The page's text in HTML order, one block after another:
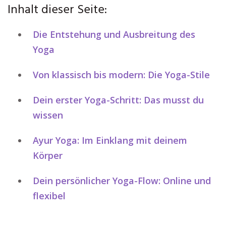
Inhalt dieser Seite:
Die Entstehung und Ausbreitung des
Yoga
Von klassisch bis modern: Die Yoga-Stile
Dein erster Yoga-Schritt: Das musst du
wissen
Ayur Yoga: Im Einklang mit deinem
Körper
Dein persönlicher Yoga-Flow: Online und
flexibel